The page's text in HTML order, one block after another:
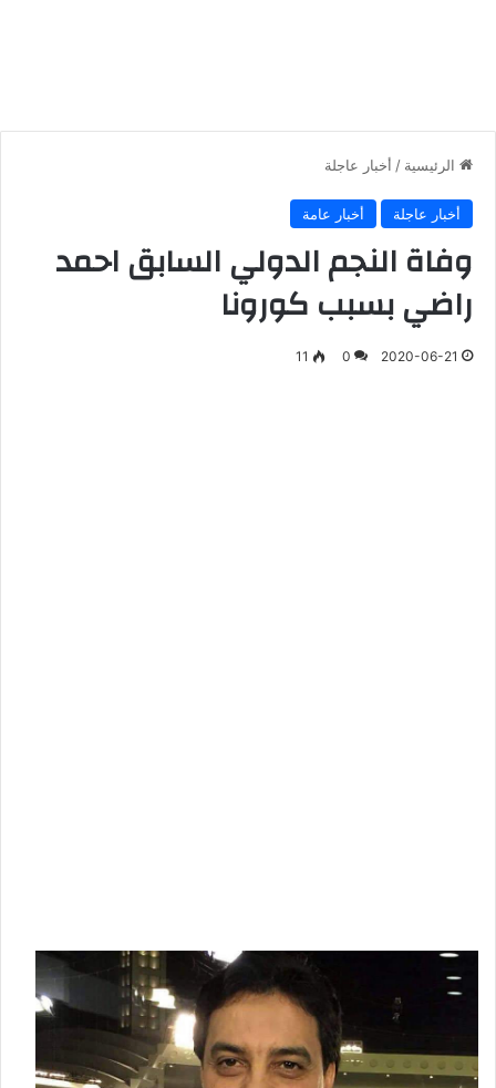
الرئيسية / أخبار عاجلة
أخبار عاجلة أخبار عامة
وفاة النجم الدولي السابق احمد
راضي بسبب كورونا
2020-06-21
0
11